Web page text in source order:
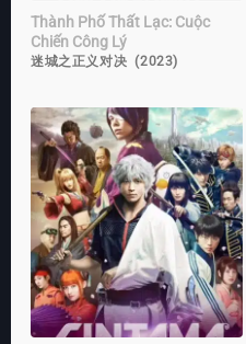
Thành Phố Thất Lạc: Cuộc
Chiến Công Lý
迷城之正义对决 (2023)